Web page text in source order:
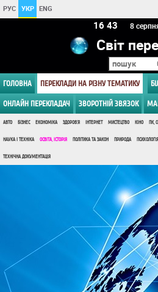
РУС УКР ENG
16:43 8
Світ
ГОЛОВНА ПЕРЕКЛАДИ НА РІЗНУ ТЕМАТИКУ
ОНЛАЙН ПЕРЕКЛАДАЧ ЗВОРОТНІЙ ЗВЯЗОК
АВТО БІЗНЕС ЕКОНОМІКА ЗДОРОВ'Я ІНТЕРНЕТ МИСТЕЦТВО КІНО ПК,
НАУКА І ТЕХНІКА ОСВІТА, ІСТОРІЯ ПОЛІТИКА ТА ЗАКОН ПРИРОДА ПСИХОЛОГІЯ
ТЕХНІЧНА ДОКУМЕНТАЦІЯ